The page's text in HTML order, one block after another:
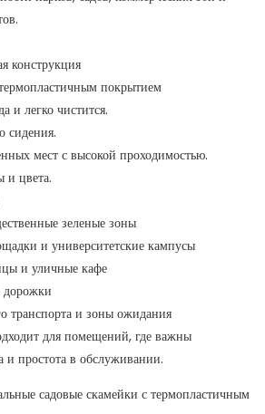
конструкция
покрытием
и легко чистится.
сидения.
мест с высокой проходимостью.
и цвета.
зеленые зоны
и университетские кампусы
и уличные кафе
дорожки
транспорта и зоны ожидания
для помещений, где важны
и простота в обслуживании.